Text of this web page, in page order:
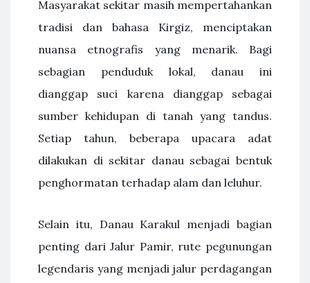
Masyarakat sekitar masih mempertahankan
tradisi dan bahasa Kirgiz, menciptakan
nuansa etnografis yang menarik. Bagi
sebagian penduduk lokal, danau ini
dianggap suci karena dianggap sebagai
sumber kehidupan di tanah yang tandus.
Setiap tahun, beberapa upacara adat
dilakukan di sekitar danau sebagai bentuk
penghormatan terhadap alam dan leluhur.
Selain itu, Danau Karakul menjadi bagian
penting dari Jalur Pamir, rute pegunungan
legendaris yang menjadi jalur perdagangan